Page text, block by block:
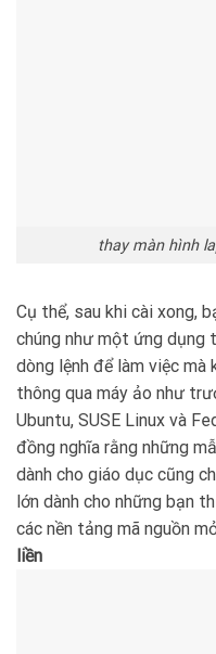
thay màn hình
Cụ thể, sau khi cài xong,
chúng như một ứng dụng
dòng lệnh để làm việc mà
thông qua máy ảo như
Ubuntu, SUSE Linux và
đồng nghĩa rằng những
dành cho giáo dục cũng
lớn dành cho những bạn
các nền tảng mã nguồn
liền